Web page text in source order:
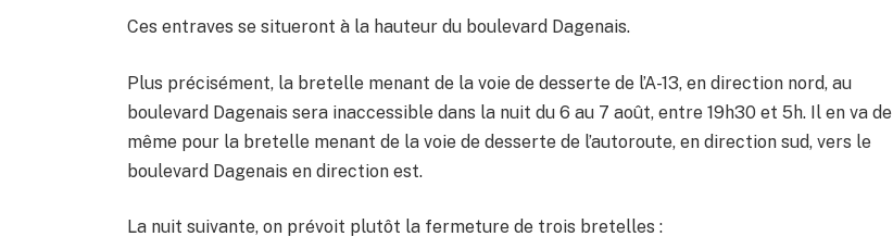
Ces entraves se situeront à la hauteur du boulevard Dagenais.
Plus précisément, la bretelle menant de la voie de desserte de l’A-13, en direction nord, au
boulevard Dagenais sera inaccessible dans la nuit du 6 au 7 août, entre 19h30 et 5h. Il en va de
même pour la bretelle menant de la voie de desserte de l’autoroute, en direction sud, vers le
boulevard Dagenais en direction est.
La nuit suivante, on prévoit plutôt la fermeture de trois bretelles :